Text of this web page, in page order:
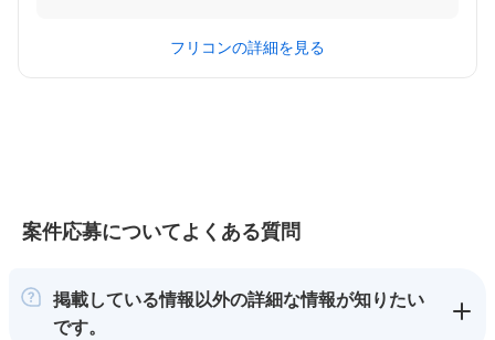
フリコンの詳細を見る
案件応募についてよくある質問
掲載している情報以外の詳細な情報が知りたい
です。